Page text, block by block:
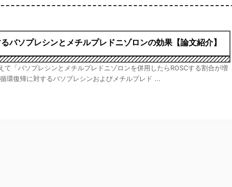
バソプレシンとメチルプレドニゾロンの効果【論文紹介】
「バソプレシンとメチルプレドニゾロンを併用したらROSCする割合が増
環復帰に対するバソプレシンおよびメチルプレド ...